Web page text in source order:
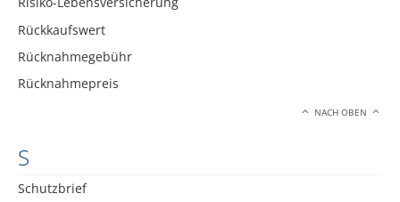
Rückkaufswert
Rücknahmegebühr
Rücknahmepreis
NACH OBEN
S
Schutzbrief